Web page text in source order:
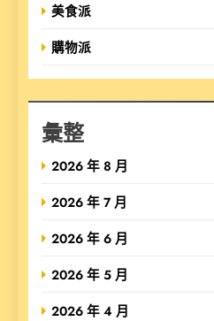
美食派
購物派
彙整
2026 年 8 月
2026 年 7 月
2026 年 6 月
2026 年 5 月
2026 年 4 月